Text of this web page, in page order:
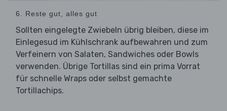
6. Reste gut, alles gut
Sollten eingelegte Zwiebeln übrig bleiben, diese im
Einlegesud im Kühlschrank aufbewahren und zum
Verfeinern von Salaten, Sandwiches oder Bowls
verwenden. Übrige Tortillas sind ein prima Vorrat
für schnelle Wraps oder selbst gemachte
Tortillachips.